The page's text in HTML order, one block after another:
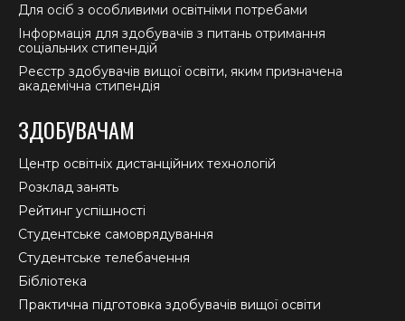
Для осіб з особливими освітніми потребами
Інформація для здобувачів з питань отримання
соціальних стипендій
Реєстр здобувачів вищої освіти, яким призначена
академічна стипендія
ЗДОБУВАЧАМ
Центр освітніх дистанційних технологій
Розклад занять
Рейтинг успішності
Студентське самоврядування
Студентське телебачення
Бібліотека
Практична підготовка здобувачів вищої освіти